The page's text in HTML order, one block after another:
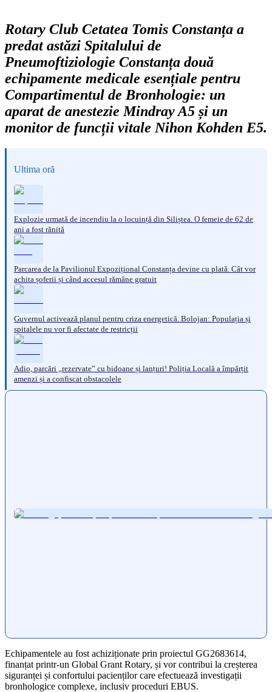
Rotary Club Cetatea Tomis Constanța a
predat astăzi Spitalului de
Pneumoftiziologie Constanța două
echipamente medicale esențiale pentru
Compartimentul de Bronhologie: un
aparat de anestezie Mindray A5 și un
monitor de funcții vitale Nihon Kohden E5.
Ultima oră
Explozie urmată de incendiu la o locuință din Siliștea. O femeie de 62 de
ani a fost rănită
Parcarea de la Pavilionul Expozițional Constanța devine cu plată. Cât vor
achita șoferii și când accesul rămâne gratuit
Guvernul activează planul pentru criza energetică. Bolojan: Populația și
spitalele nu vor fi afectate de restricții
Adio, parcări „rezervate” cu bidoane și lanțuri! Poliția Locală a împărțit
amenzi și a confiscat obstacolele
Echipamentele au fost achiziționate prin proiectul GG2683614,
finanțat printr-un Global Grant Rotary, și vor contribui la creșterea
siguranței și confortului pacienților care efectuează investigații
bronhologice complexe, inclusiv proceduri EBUS.